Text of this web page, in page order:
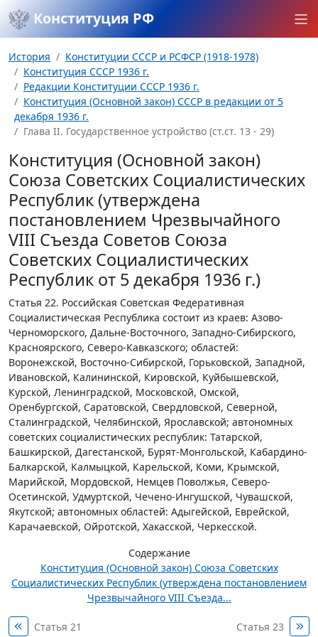
Конституция РФ
История
Конституции СССР и РСФСР (1918-1978)
Конституция СССР 1936 г.
Редакции Конституции СССР 1936 г.
Конституция (Основной закон) СССР в редакции от 5
декабря 1936 г.
Глава II. Государственное устройство (ст.ст. 13 - 29)
Конституция (Основной закон)
Союза Советских Социалистических
Республик (утверждена
постановлением Чрезвычайного
VIII Съезда Советов Союза
Советских Социалистических
Республик от 5 декабря 1936 г.)
Статья 22. Российская Советская Федеративная
Социалистическая Республика состоит из краев: Азово-
Черноморского, Дальне-Восточного, Западно-Сибирского,
Красноярского, Северо-Кавказского; областей:
Воронежской, Восточно-Сибирской, Горьковской, Западной,
Ивановской, Калининской, Кировской, Куйбышевской,
Курской, Ленинградской, Московской, Омской,
Оренбургской, Саратовской, Свердловской, Северной,
Сталинградской, Челябинской, Ярославской; автономных
советских социалистических республик: Татарской,
Башкирской, Дагестанской, Бурят-Монгольской, Кабардино-
Балкарской, Калмыцкой, Карельской, Коми, Крымской,
Марийской, Мордовской, Немцев Поволжья, Северо-
Осетинской, Удмуртской, Чечено-Ингушской, Чувашской,
Якутской; автономных областей: Адыгейской, Еврейской,
Карачаевской, Ойротской, Хакасской, Черкесской.
Содержание
Конституция (Основной закон) Союза Советских
Социалистических Республик (утверждена постановлением
Чрезвычайного VIII Съезда...
Статья 21 Статья 23